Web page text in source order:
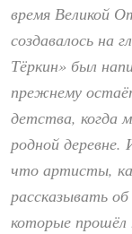
время Великой
создавалось на
Тёркин» был
прежнему
детства, когда
родной
что артисты,
рассказывать
которые прошёл